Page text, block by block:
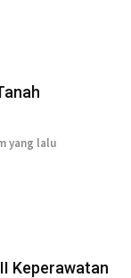
yang lalu
Keperawatan